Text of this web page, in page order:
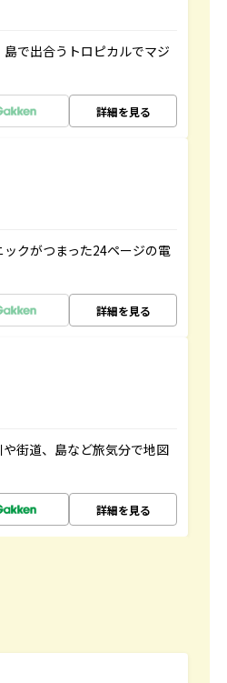
で出合うトロピカルでマジ
詳細を見る
クがつまった24ページの電
詳細を見る
街道、島など旅気分で地図
詳細を見る